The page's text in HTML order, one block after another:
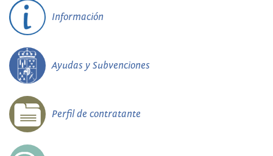
Información
Ayudas y Subvenciones
Perfil de contratante